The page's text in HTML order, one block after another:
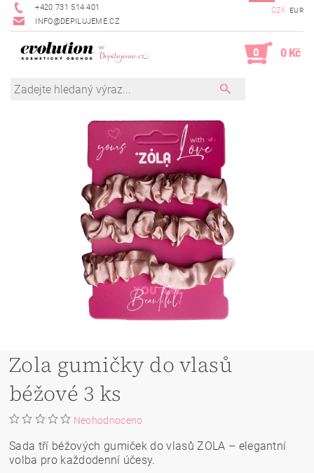
+420 731 514 401
INFO@DEPILUJEME.CZ
CZK EUR
0 0 Kč
Zola gumičky do vlasů
béžové 3 ks
Neohodnoceno
Sada tří béžových gumiček do vlasů ZOLA – elegantní
volba pro každodenní účesy.